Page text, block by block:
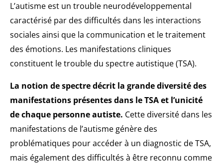
L’autisme est un trouble neurodéveloppemental
caractérisé par des difficultés dans les interactions
sociales ainsi que la communication et le traitement
des émotions. Les manifestations cliniques
constituent le trouble du spectre autistique (TSA).
La notion de spectre décrit la grande diversité des
manifestations présentes dans le TSA et l’unicité
de chaque personne autiste. Cette diversité dans les
manifestations de l’autisme génère des
problématiques pour accéder à un diagnostic de TSA,
mais également des difficultés à être reconnu comme